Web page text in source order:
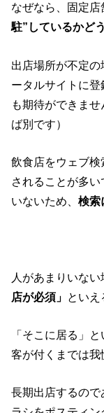
なぜなら、固定店
駐”しているかど
出店場所が不定
ータルサイトに
も期待ができま
ば別です）
飲食店をウェブ
されることが多い
いないため、検索
人があまりいない
店が必須」 といえ
「そこに居る」
客が付くまでは我
長期出店するの